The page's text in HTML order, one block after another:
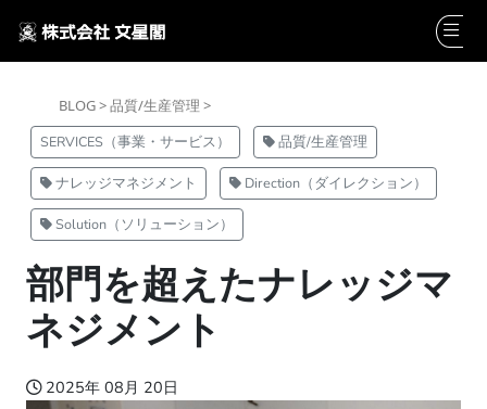
BLOG >品質/生産管理 >
SERVICES（事業・サービス） 品質/生産管理
ナレッジマネジメント Direction（ダイレクション）
Solution（ソリューション）
部門を超えたナレッジマ
ネジメント
2025年 08月 20日